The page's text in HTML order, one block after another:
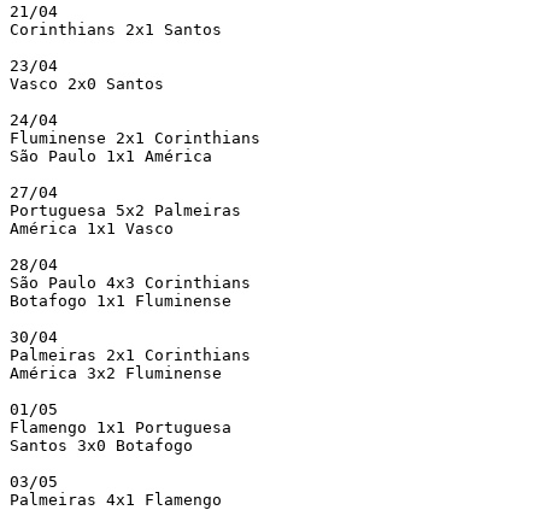
21/04
Corinthians 2x1 Santos
23/04
Vasco 2x0 Santos
24/04
Fluminense 2x1 Corinthians
São Paulo 1x1 América
27/04
Portuguesa 5x2 Palmeiras
América 1x1 Vasco
28/04
São Paulo 4x3 Corinthians
Botafogo 1x1 Fluminense
30/04
Palmeiras 2x1 Corinthians
América 3x2 Fluminense
01/05
Flamengo 1x1 Portuguesa
Santos 3x0 Botafogo
03/05
Palmeiras 4x1 Flamengo